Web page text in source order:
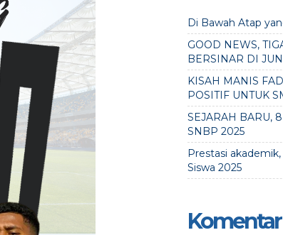
Di Bawah Atap
GOOD NEWS,
BERSINAR DI
KISAH MANIS
POSITIF UNTUK
SEJARAH BARU,
SNBP 2025
Prestasi
Siswa 2025